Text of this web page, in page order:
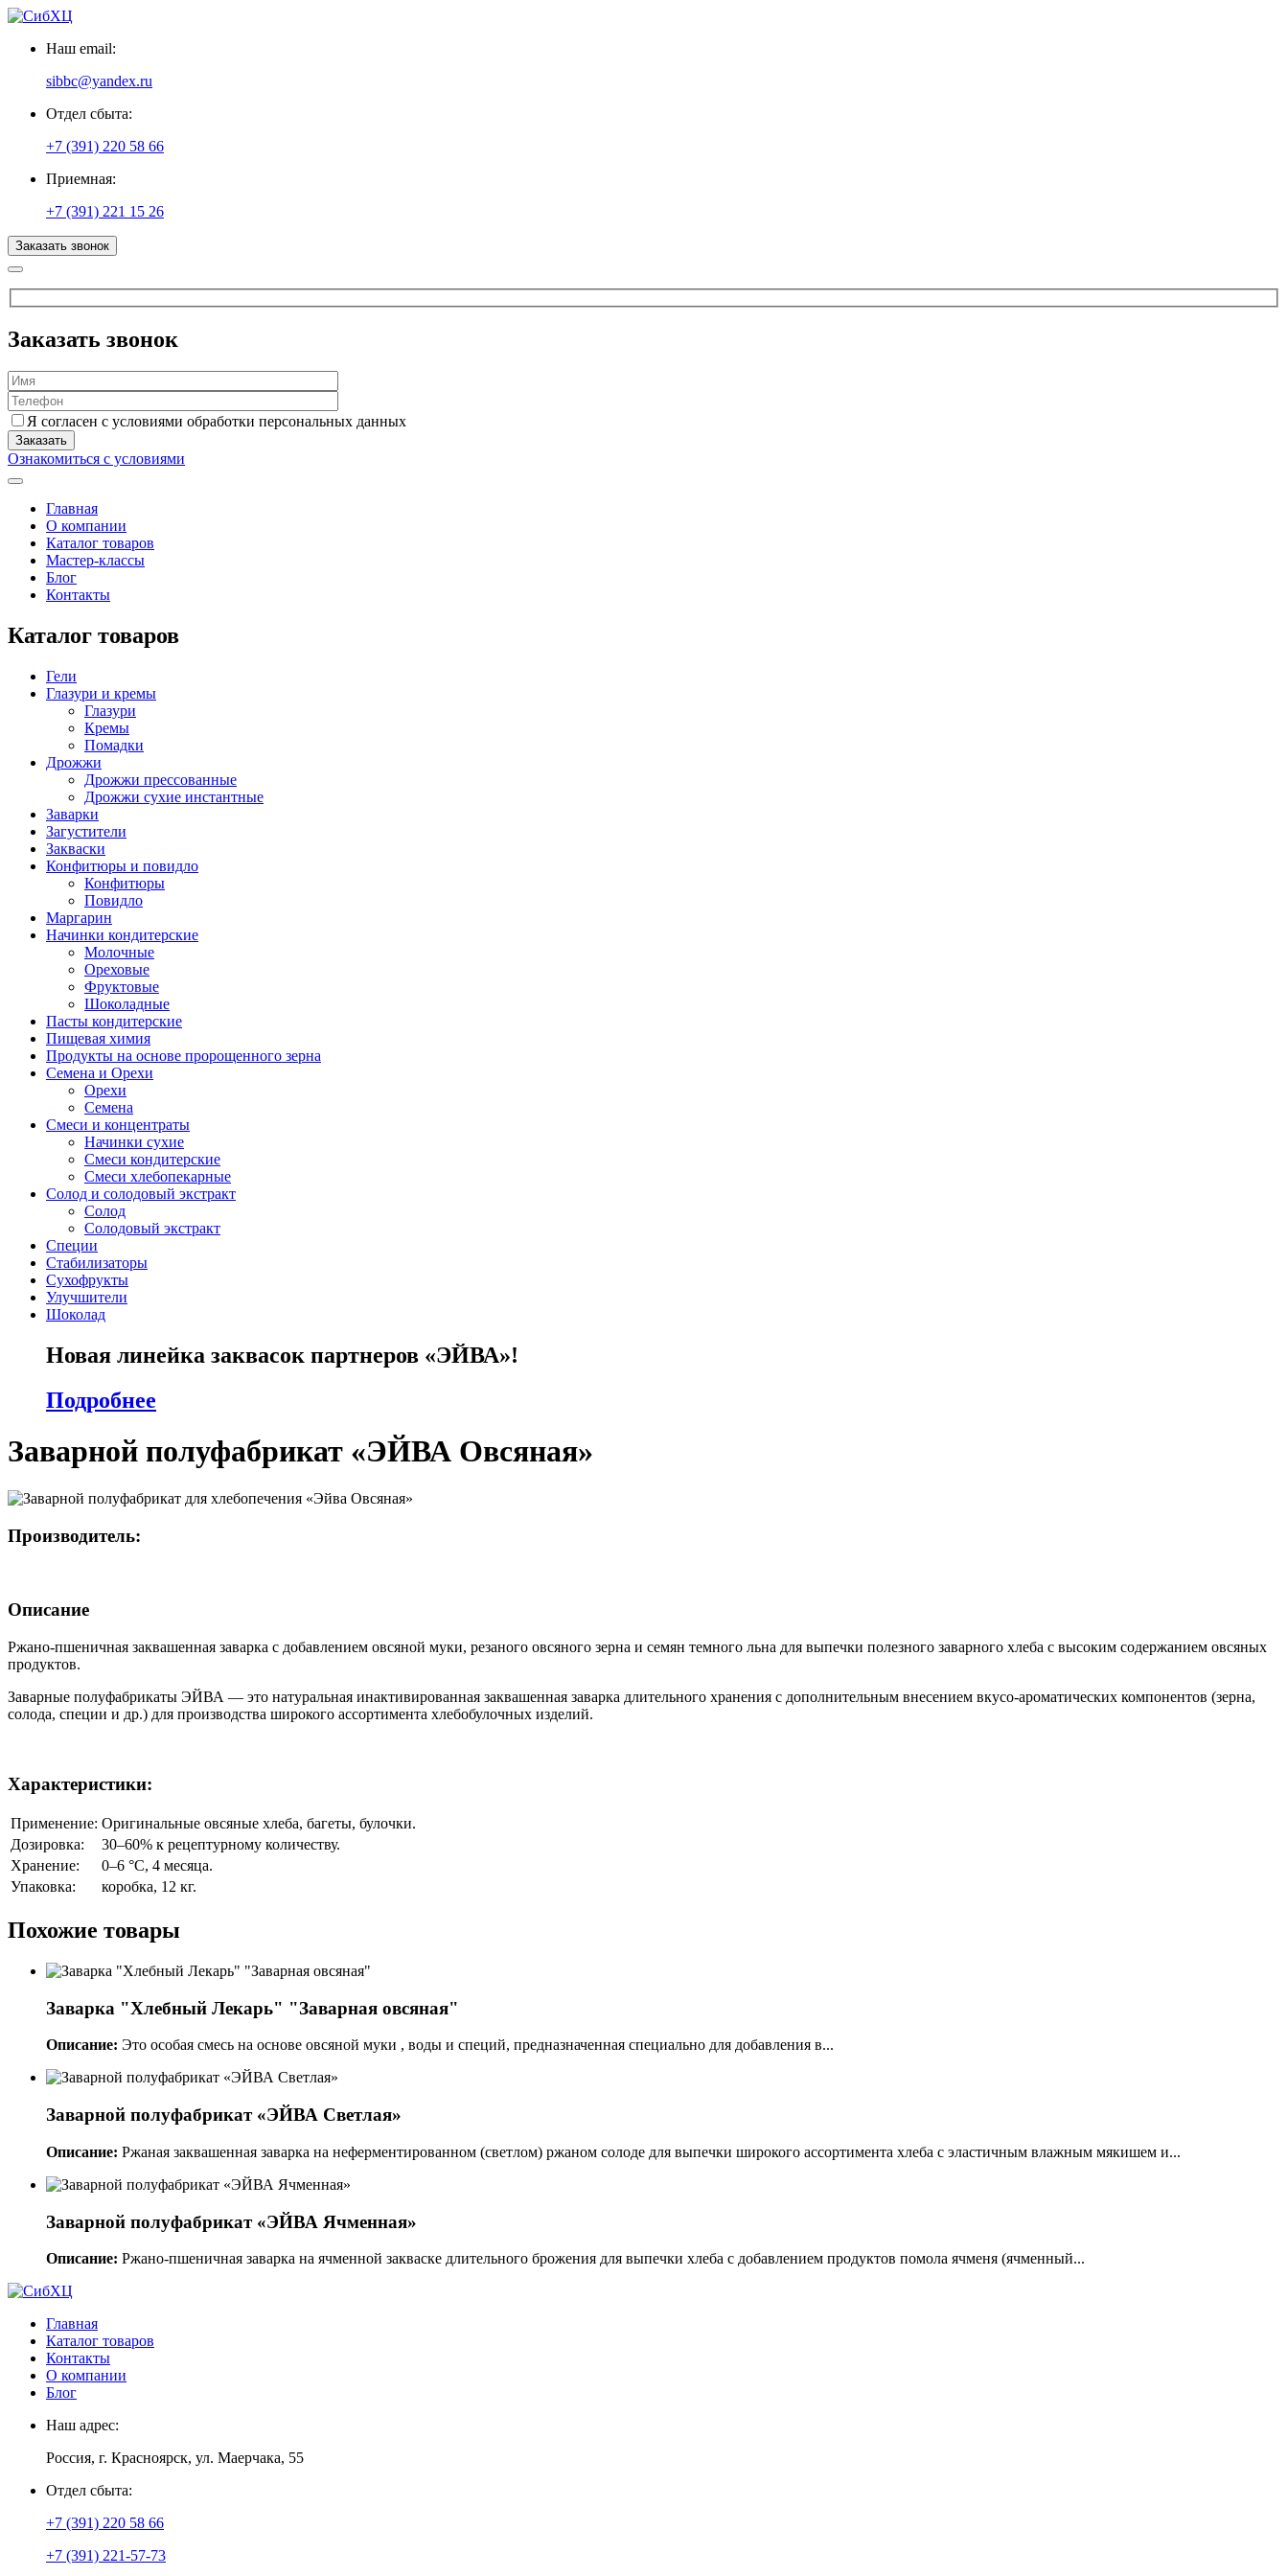
Наш email:
sibbc@yandex.ru
Отдел сбыта:
+7 (391) 220 58 66
Приемная:
+7 (391) 221 15 26
Заказать звонок
Заказать звонок
Я согласен с условиями обработки персональных данных
Ознакомиться с условиями
Главная
О компании
Каталог товаров
Мастер-классы
Блог
Контакты
Каталог товаров
Гели
Глазури и кремы
Глазури
Кремы
Помадки
Дрожжи
Дрожжи прессованные
Дрожжи сухие инстантные
Заварки
Загустители
Закваски
Конфитюры и повидло
Конфитюры
Повидло
Маргарин
Начинки кондитерские
Молочные
Ореховые
Фруктовые
Шоколадные
Пасты кондитерские
Пищевая химия
Продукты на основе пророщенного зерна
Семена и Орехи
Орехи
Семена
Смеси и концентраты
Начинки сухие
Смеси кондитерские
Смеси хлебопекарные
Солод и солодовый экстракт
Солод
Солодовый экстракт
Специи
Стабилизаторы
Сухофрукты
Улучшители
Шоколад
Новая линейка заквасок партнеров «ЭЙВА»!
Подробнее
Заварной полуфабрикат «ЭЙВА Овсяная»
Производитель:
Описание
Ржано-пшеничная заквашенная заварка с добавлением овсяной муки, резаного овсяного зерна и семян темного льна для выпечки полезного заварного хлеба с высоким содержанием овсяных
продуктов.
Заварные полуфабрикаты ЭЙВА — это натуральная инактивированная заквашенная заварка длительного хранения с дополнительным внесением вкусо-ароматических компонентов (зерна,
солода, специи и др.) для производства широкого ассортимента хлебобулочных изделий.
Характеристики:
Применение: Оригинальные овсяные хлеба, багеты, булочки.
Дозировка:
30–60% к рецептурному количеству.
Хранение:
0–6 °C, 4 месяца.
Упаковка:
коробка, 12 кг.
Похожие товары
Заварка "Хлебный Лекарь" "Заварная овсяная"
Описание: Это особая смесь на основе овсяной муки , воды и специй, предназначенная специально для добавления в...
Заварной полуфабрикат «ЭЙВА Светлая»
Описание: Ржаная заквашенная заварка на неферментированном (светлом) ржаном солоде для выпечки широкого ассортимента хлеба с эластичным влажным мякишем и...
Заварной полуфабрикат «ЭЙВА Ячменная»
Описание: Ржано-пшеничная заварка на ячменной закваске длительного брожения для выпечки хлеба с добавлением продуктов помола ячменя (ячменный...
Главная
Каталог товаров
Контакты
О компании
Блог
Наш адрес:
Россия, г. Красноярск, ул. Маерчака, 55
Отдел сбыта:
+7 (391) 220 58 66
+7 (391) 221-57-73